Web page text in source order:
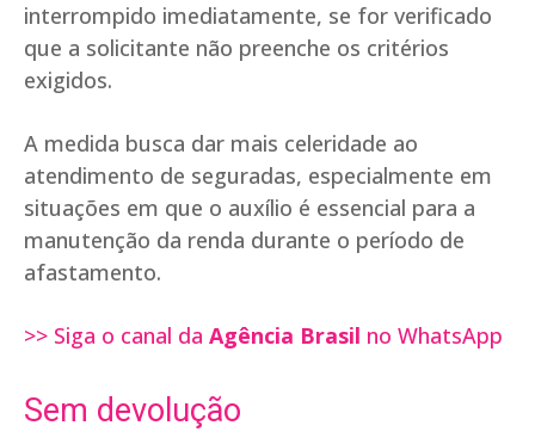
interrompido imediatamente, se for verificado
que a solicitante não preenche os critérios
exigidos.
A medida busca dar mais celeridade ao
atendimento de seguradas, especialmente em
situações em que o auxílio é essencial para a
manutenção da renda durante o período de
afastamento.
>> Siga o canal da Agência Brasil no WhatsApp
Sem devolução